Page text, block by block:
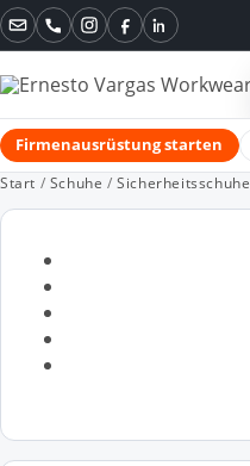
Instagram
FacebookLinkedIn
Firmenausrüstung starten
Start / Schuhe /Sicherheitsschuhe